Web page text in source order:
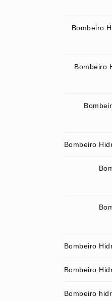
Bombeiro
Bombeiro
Bombeiro
Bombeiro
Bombeiro
Bombeiro